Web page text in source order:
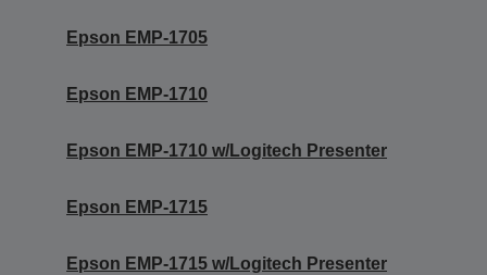
Epson EMP-1705
Epson EMP-1710
Epson EMP-1710 w/Logitech Presenter
Epson EMP-1715
Epson EMP-1715 w/Logitech Presenter